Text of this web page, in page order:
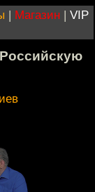
| Магазин | VIP